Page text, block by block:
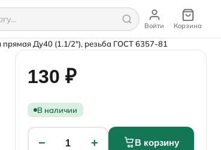
Войти Корзина
прямая Ду40 (1.1/2"), резьба ГОСТ 6357-81
130 ₽
В наличии
− 1 + В корзину